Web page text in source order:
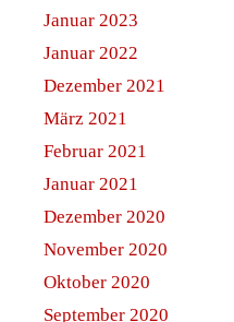
Januar 2023
Januar 2022
Dezember 2021
März 2021
Februar 2021
Januar 2021
Dezember 2020
November 2020
Oktober 2020
September 2020